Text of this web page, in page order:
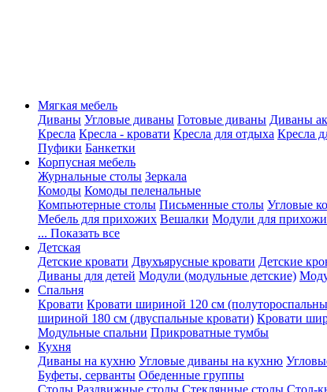
Мягкая мебель
Диваны Угловые диваны Готовые диваны Диваны
Кресла Кресла - кровати Кресла для отдыха Кресла
Пуфики Банкетки
Корпусная мебель
Журнальные столы Зеркала
Комоды Комоды пеленальные
Компьютерные столы Письменные столы Угловые
Мебель для прихожих Вешалки Модули для
... Показать все
Детская
Детские кровати Двухъярусные кровати Детские
Диваны для детей Модули (модульные детские)
Спальня
Кровати Кровати шириной 120 см
шириной 180 см (двуспальные кровати) Кровати
Модульные спальни Прикроватные тумбы
Кухня
Диваны на кухню Угловые диваны на кухню
Буфеты, серванты Обеденные группы
Столы Раздвижные столы Стеклянные столы Стол-